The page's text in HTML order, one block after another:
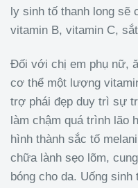
ly sinh tố thanh long sẽ
vitamin B, vitamin C,
Đối với chị em phụ nữ,
cơ thể một lượng
trợ phái đẹp duy trì sự
làm chậm quá trình lão
hình thành sắc tố
chữa lành sẹo lõm,
bóng cho da. Uống